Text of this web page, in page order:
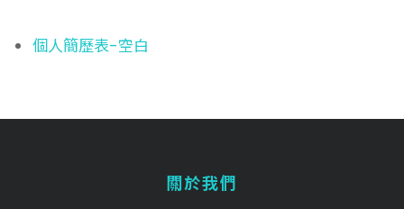
個人簡歷表-空白
關於我們